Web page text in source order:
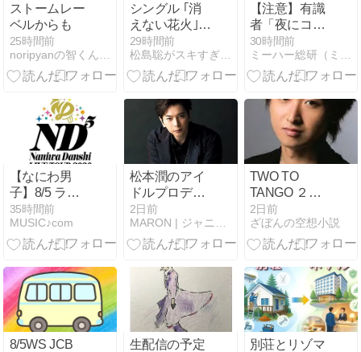
ストームレー
ベルからも
25時間前
noripyanの智くん日記
シングル ｢消
えない花火｣ 1
位 おめでと
う！
29時間前
松島聡がスキすぎて〜timelesz応援Nonブログ〜
【注意】有識
者「夜にコー
ヒー飲むの眠
れなくなる
ぞ」←こ
30時間前
ミーハー総研（ミーハー総合研究所）
【なにわ男
子】8/5 ライ
ブツアー
2026「ND⁵」
横浜アリーナ
レポ まとめ
35時間前
MUSIC♪com
松本潤のアイ
ドルプロデュ
ース企画が進
行中？大手配
信サービスと
タイプロ始動
2日前
MARON | ジャニーズの話題・最新情報をお届け
TWO TO
TANGO ２４
８ 和７７
2日前
ざぼんの空想小説
8/5WS JCB
生配信の予定
別荘とリゾマ